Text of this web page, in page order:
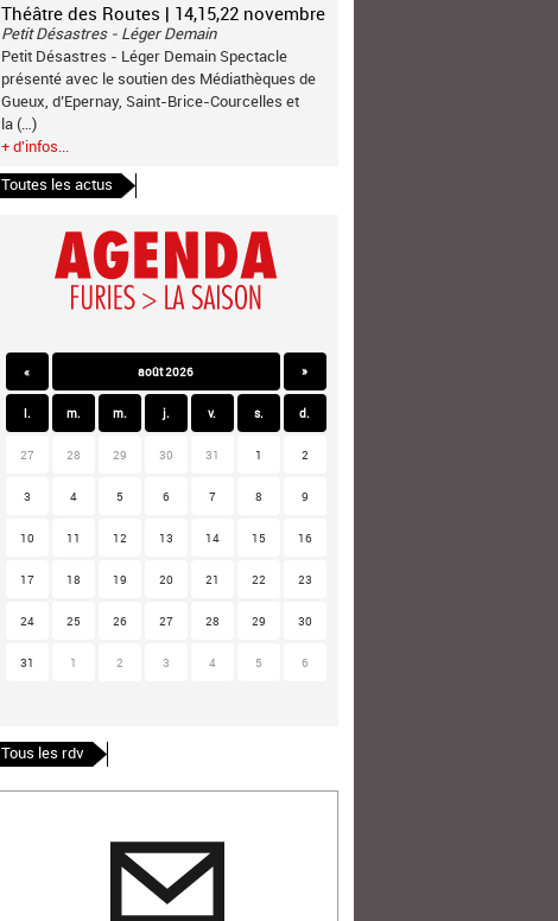
Théâtre des Routes | 14,15,22 novembre
Petit Désastres - Léger Demain
Petit Désastres - Léger Demain Spectacle
présenté avec le soutien des Médiathèques de
Gueux, d’Epernay, Saint-Brice-Courcelles et
la (…)
+ d'infos...
Toutes les actus
« août 2026 »
l. m. m. j. v. s. d.
27 28 29 30 31 1 2
3 4 5 6 7 8 9
10 11 12 13 14 15 16
17 18 19 20 21 22 23
24 25 26 27 28 29 30
31 1 2 3 4 5 6
Tous les rdv